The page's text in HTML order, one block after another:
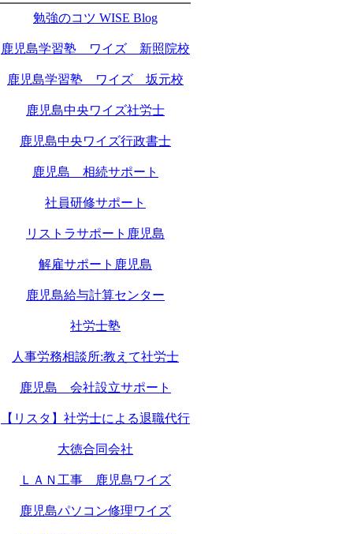
勉強のコツ WISE Blog
鹿児島学習塾 ワイズ 新照院校
鹿児島学習塾 ワイズ 坂元校
鹿児島中央ワイズ社労士
鹿児島中央ワイズ行政書士
鹿児島 相続サポート
社員研修サポート
リストラサポート鹿児島
解雇サポート鹿児島
鹿児島給与計算センター
社労士塾
人事労務相談所:教えて社労士
鹿児島 会社設立サポート
【リスタ】社労士による退職代行
大徳合同会社
ＬＡＮ工事 鹿児島ワイズ
鹿児島パソコン修理ワイズ